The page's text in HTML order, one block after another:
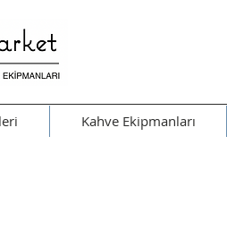
Kahve Ekipmanları